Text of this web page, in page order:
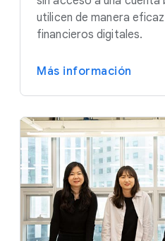
utilicen de manera
financieros digitales.
Más información